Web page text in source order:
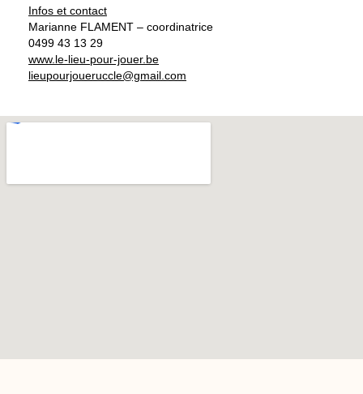
Infos et contact
Marianne FLAMENT – coordinatrice
0499 43 13 29
www.le-lieu-pour-jouer.be
lieupourjoueruccle@gmail.com